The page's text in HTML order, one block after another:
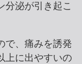
分泌が引き起こ
で、痛みを誘発
上に出やすいの